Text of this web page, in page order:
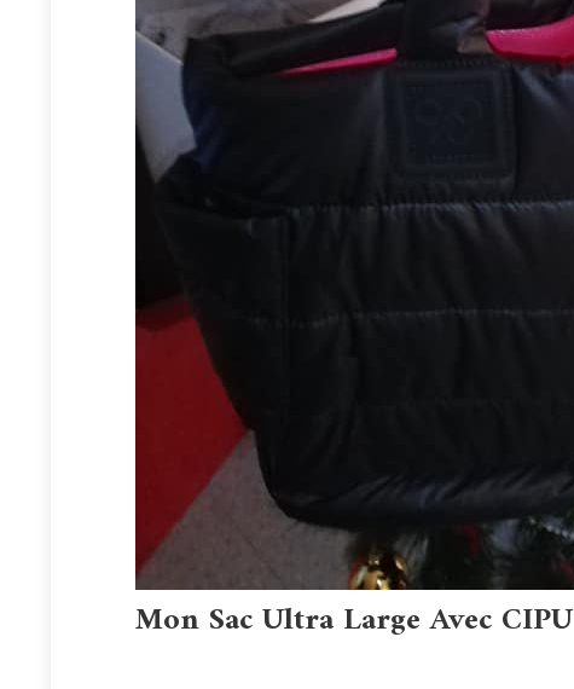
Mon Sac Ultra Large Avec CIPU